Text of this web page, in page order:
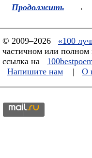
Продолжить →
© 2009–2026 «100
частичном или полном
ссылка на
Напишите нам
| О